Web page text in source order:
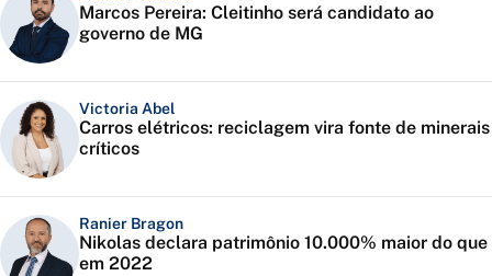
Marcos Pereira: Cleitinho será candidato ao
governo de MG
Victoria Abel
Carros elétricos: reciclagem vira fonte de minerais
críticos
Ranier Bragon
Nikolas declara patrimônio 10.000% maior do que
em 2022